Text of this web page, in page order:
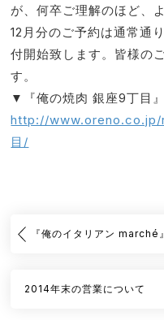
が、何卒ご理解のほど、
12月分のご予約は通常通
付開始致します。皆様の
す。
▼『俺の焼肉 銀座9丁目
http://www.oreno.co.jp/
目/
『俺のイタリアン marché
2014年末の営業について